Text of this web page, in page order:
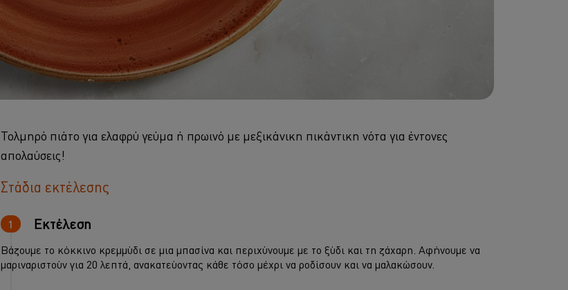
Τολμηρό πιάτο για ελαφρύ γεύμα ή πρωινό με μεξικάνικη πικάντικη νότα για έντονες
απολαύσεις!
Στάδια εκτέλεσης
Εκτέλεση
Βάζουμε το κόκκινο κρεμμύδι σε μια μπασίνα και περιχύνουμε με το ξύδι και τη ζάχαρη. Αφήνουμε να
μαριναριστούν για 20 λεπτά, ανακατεύοντας κάθε τόσο μέχρι να ροδίσουν και να μαλακώσουν.